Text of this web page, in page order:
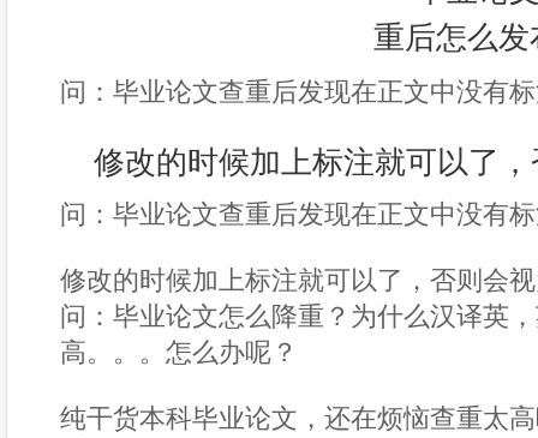
问：毕业论文查重后发现在正文中没有
修改的时候加上标注就可以了
问：毕业论文查重后发现在正文中没有
修改的时候加上标注就可以了，否则会
问：毕业论文怎么降重？为什么汉译英
高。。。怎么办呢？
纯干货本科毕业论文，还在烦恼查重太